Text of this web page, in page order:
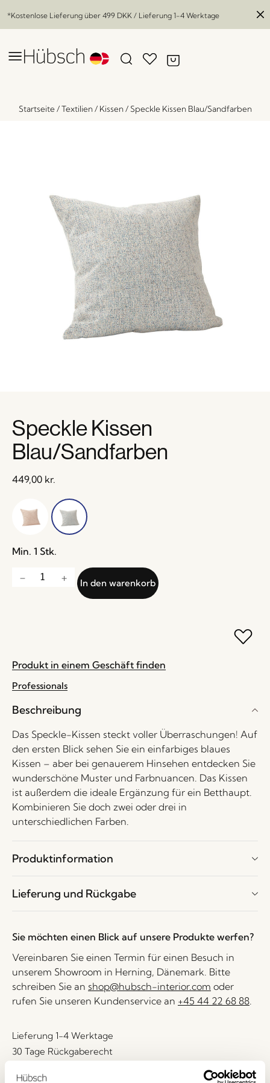
*Kostenlose Lieferung über 499 DKK / Lieferung 1-4 Werktage
Startseite/Textilien/ Kissen/ Speckle Kissen Blau/Sandfarben
Speckle Kissen
Blau/Sandfarben
449,00 kr.
Min. 1 Stk.
In den warenkorb
Produkt in einem Geschäft finden
Professionals
Beschreibung
Das Speckle-Kissen steckt voller Überraschungen! Auf
den ersten Blick sehen Sie ein einfarbiges blaues
Kissen – aber bei genauerem Hinsehen entdecken Sie
wunderschöne Muster und Farbnuancen. Das Kissen
ist außerdem die ideale Ergänzung für ein Betthaupt.
Kombinieren Sie doch zwei oder drei in
unterschiedlichen Farben.
Produktinformation
Lieferung und Rückgabe
Sie möchten einen Blick auf unsere Produkte werfen?
Vereinbaren Sie einen Termin für einen Besuch in
unserem Showroom in Herning, Dänemark. Bitte
schreiben Sie an shop@hubsch-interior.com oder
rufen Sie unseren Kundenservice an +45 44 22 68 88.
Lieferung 1-4 Werktage
30 Tage Rückgaberecht